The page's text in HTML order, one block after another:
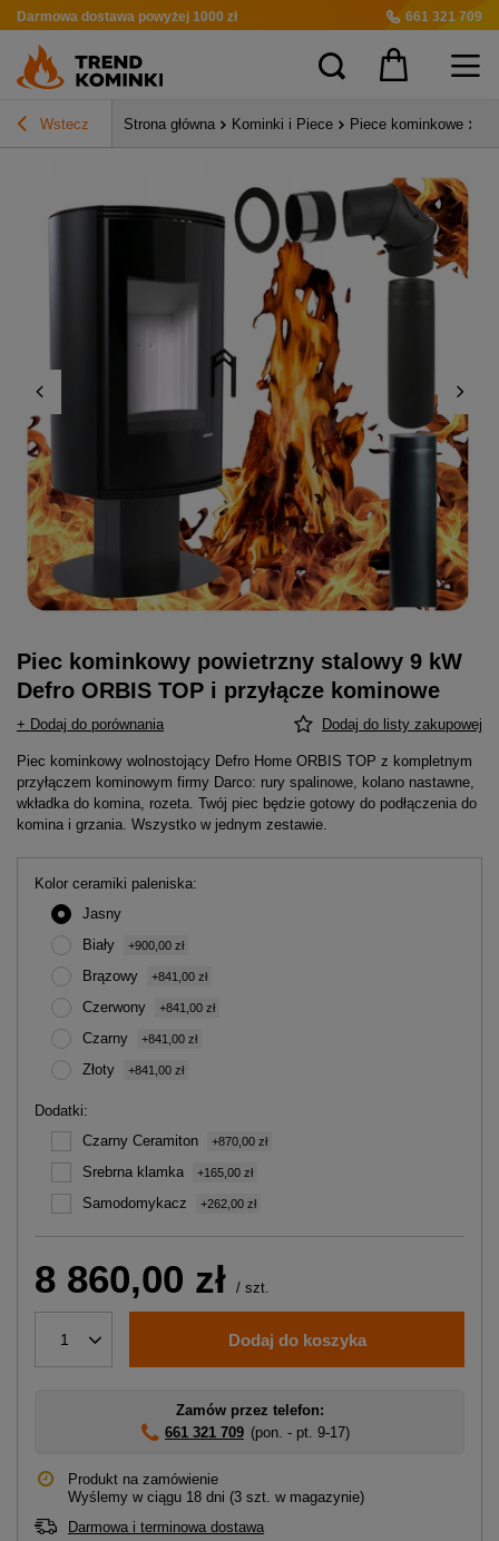
Darmowa dostawa powyżej 1000 zł 661 321 709
Wstecz Strona główna Kominki i Piece Piece kominkowe
Piec kominkowy powietrzny stalowy 9 kW
Defro ORBIS TOP i przyłącze kominowe
+ Dodaj do porównania Dodaj do listy zakupowej
Piec kominkowy wolnostojący Defro Home ORBIS TOP z kompletnym
przyłączem kominowym firmy Darco: rury spalinowe, kolano nastawne,
wkładka do komina, rozeta. Twój piec będzie gotowy do podłączenia do
komina i grzania. Wszystko w jednym zestawie.
Kolor ceramiki paleniska
Jasny
Biały
+900,00 zł
Brązowy +841,00 zł
Czerwony +841,00 zł
Czarny +841,00 zł
Złoty +841,00 zł
Dodatki
Czarny Ceramiton
+870,00 zł
Srebrna klamka +165,00 zł
Samodomykacz +262,00 zł
8 860,00 zł / szt.
1 Dodaj do koszyka
Zamów przez telefon:
661 321 709 (pon. - pt. 9-17)
Produkt na zamówienie
Wyślemy w ciągu 18 dni (3 szt. w magazynie)
Darmowa i terminowa dostawa